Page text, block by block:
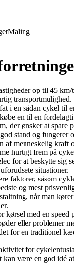
Maling
op til 45
transportmulighed.
i en sådan cykel
en til en
der ønsker at
stand og fungerer
af menneskelig
hurtigt frem på
for at beskytte sig
situationer.
faktorer, såsom
og mest
når man
med en
eller problemer
for en traditionel
for
være en god idé